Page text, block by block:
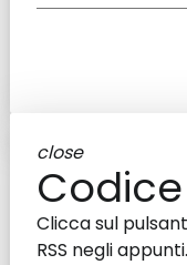
close
Codice
Clicca sul
RSS negli appunti.